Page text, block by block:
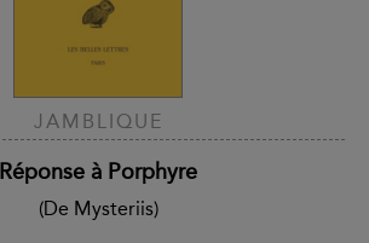
JAMBLIQUE
Réponse à Porphyre
(De Mysteriis)